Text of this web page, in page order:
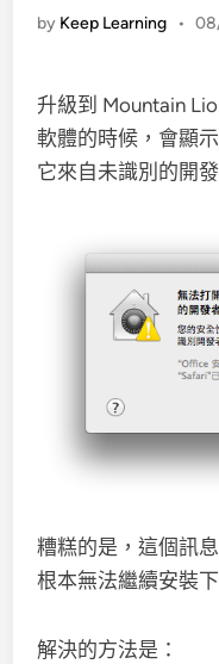
by Keep Learning •
升級到 Mountain
軟體的時候，會顯
它來自未識別的開
糟糕的是，這個訊
根本無法繼續安裝下
解決的方法是：